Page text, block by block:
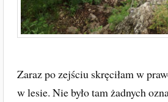
Zaraz po zejściu skręciłam w
w lesie. Nie było tam żadnych